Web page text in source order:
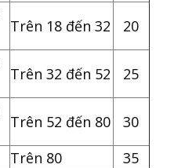
Trên 18 đến 32 20
Trên 32 đến 52 25
Trên 52 đến 80
30
Trên 80
35